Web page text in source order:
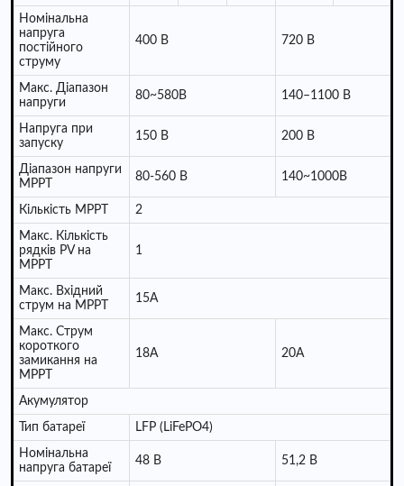
Номінальна
напруга
постійного
струму
400 В 720 В
Макс. Діапазон
напруги
80~580В 140–1100 В
Напруга при
запуску
150 В 200 В
Діапазон напруги
MPPT
80-560 В 140~1000В
Кількість MPPT 2
Макс. Кількість
рядків PV на
MPPT
1
Макс. Вхідний
струм на MPPT
15A
Макс. Струм
короткого
замикання на
MPPT
18A 20A
Акумулятор
Тип батареї LFP (LiFePO4)
Номінальна
напруга батареї
48 В 51,2 В